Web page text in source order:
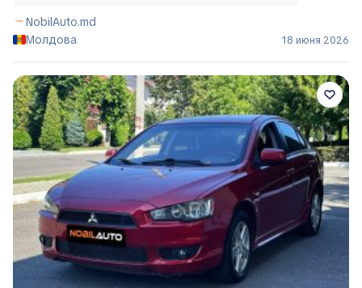
NobilAuto.md
Молдова
18 июня 2026